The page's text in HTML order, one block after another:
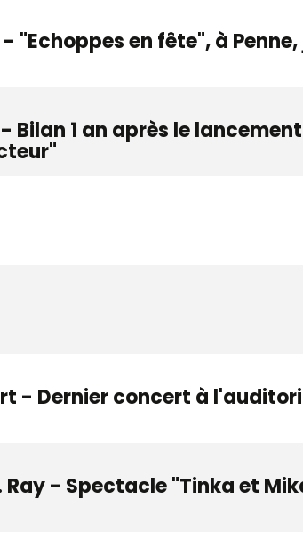
"Echoppes en fête", à Penne,
Bilan 1 an après le
- Dernier concert à
Ray - Spectacle "Tinka et